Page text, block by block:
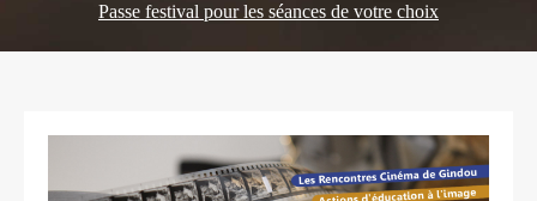
Passe festival pour les séances de votre choix